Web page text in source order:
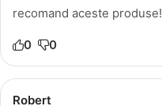
recomand aceste produse!
0 0
Robert